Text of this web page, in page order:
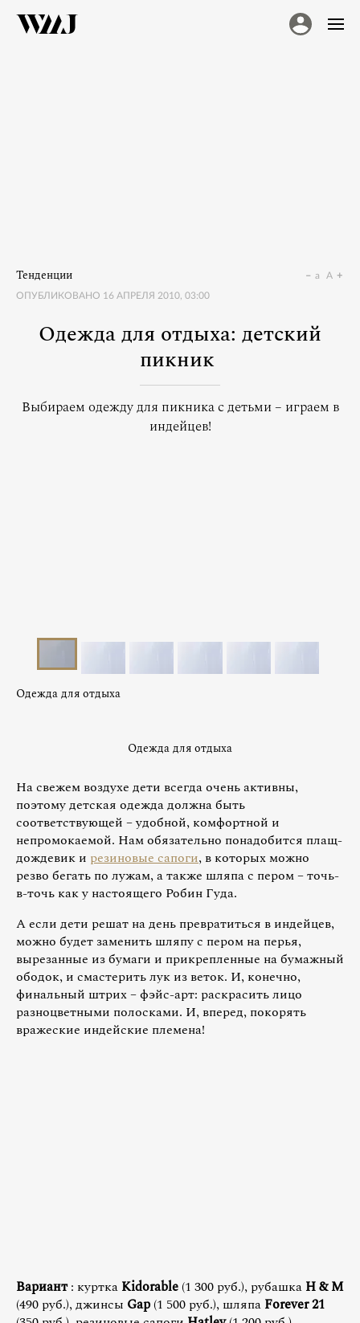
Тенденции
ОПУБЛИКОВАНО 16 АПРЕЛЯ 2010, 03:00
a A
Одежда для отдыха: детский
пикник
Выбираем одежду для пикника с детьми – играем в
индейцев!
Одежда для отдыха
Одежда для отдыха
На свежем воздухе дети всегда очень активны,
поэтому детская одежда должна быть
соответствующей – удобной, комфортной и
непромокаемой. Нам обязательно понадобится плащ-
дождевик и резиновые сапоги, в которых можно
резво бегать по лужам, а также шляпа с пером – точь-
в-точь как у настоящего Робин Гуда.
А если дети решат на день превратиться в индейцев,
можно будет заменить шляпу с пером на перья,
вырезанные из бумаги и прикрепленные на бумажный
ободок, и смастерить лук из веток. И, конечно,
финальный штрих – фэйс-арт: раскрасить лицо
разноцветными полосками. И, вперед, покорять
вражеские индейские племена!
Вариант: куртка Kidorable(1 300 руб.), рубашка H& M
(490 руб.), джинсы Gap(1 500 руб.), шляпа Forever 21